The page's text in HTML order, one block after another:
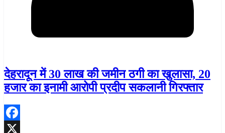
देहरादून में 30 लाख की जमीन ठगी का खुलासा, 20
हजार का इनामी आरोपी प्रदीप सकलानी गिरफ्तार
Facebook